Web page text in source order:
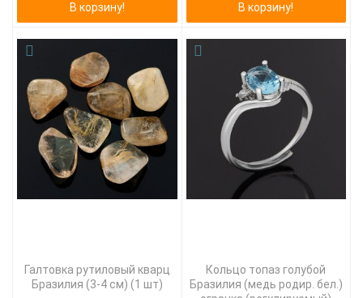
В корзину! В корзину!
Галтовка рутиловый кварц
Бразилия (3-4 см) (1 шт)
Кольцо топаз голубой
Бразилия (медь родир. бел.)